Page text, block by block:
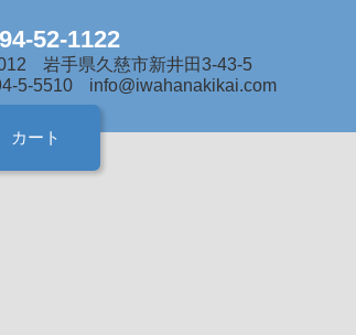
52-1122
岩手県久慈市新井田3-43-5
5-5510
info@iwahanakikai.com
カート